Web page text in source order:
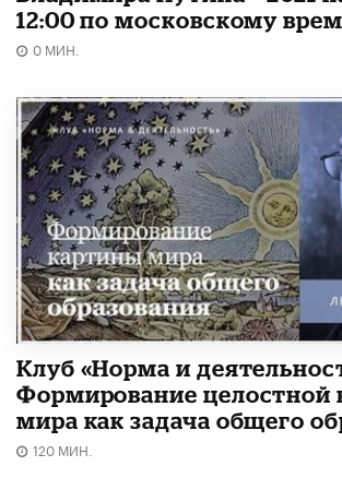
12:00 по московскому
0 МИН.
Клуб «Норма и
Формирование целостной
мира как задача общего
120 МИН.